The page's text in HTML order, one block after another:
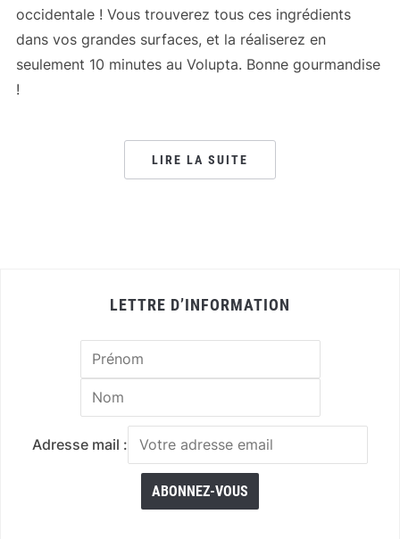
occidentale ! Vous trouverez tous ces ingrédients
dans vos grandes surfaces, et la réaliserez en
seulement 10 minutes au Volupta. Bonne gourmandise
!
LIRE LA SUITE
LETTRE D’INFORMATION
Adresse mail :